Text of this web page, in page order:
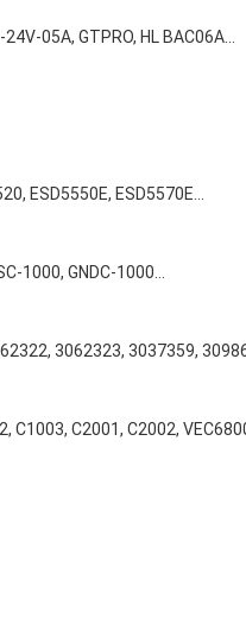
05A, GTPRO, HL BAC06A...
ESD5550E, ESD5570E…
1000, GNDC-1000…
3062323, 3037359,
C1003, C2001, C2002,